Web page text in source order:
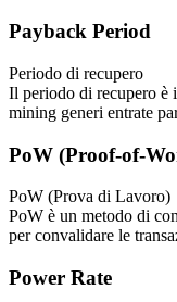
Payback Period
Periodo di recupero
Il periodo di recupero è
mining generi entrate
PoW (Proof-of-
PoW (Prova di Lavoro)
PoW è un metodo di
per convalidare le
Power Rate